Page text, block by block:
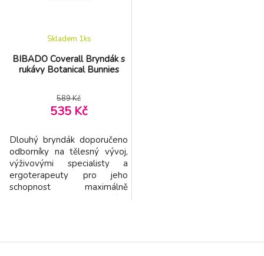
BIBADO Coverall Bryndák s
rukávy Botanical Bunnies
Skladem 1ks
589 Kč
535 Kč
Dlouhý bryndák doporučeno
odborníky na tělesný vývoj,
výživovými specialisty a
ergoterapeuty pro jeho
schopnost maximálně
měkkého prémiového